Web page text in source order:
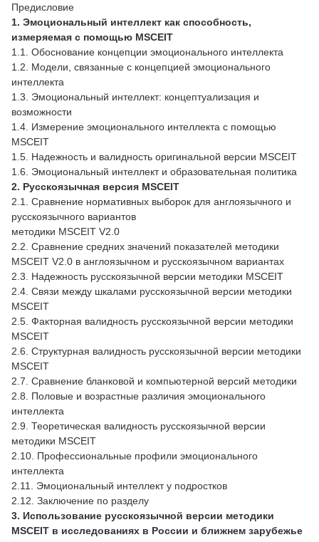
Предисловие
1. Эмоциональный интеллект как способность,
измеряемая с помощью MSCEIT
1.1. Обоснование концепции эмоционального интеллекта
1.2. Модели, связанные с концепцией эмоционального
интеллекта
1.3. Эмоциональный интеллект: концептуализация и
возможности
1.4. Измерение эмоционального интеллекта с помощью
MSCEIT
1.5. Надежность и валидность оригинальной версии MSCEIT
1.6. Эмоциональный интеллект и образовательная политика
2. Русскоязычная версия MSCEIT
2.1. Сравнение нормативных выборок для англоязычного и
русскоязычного вариантов
методики MSCEIT V2.0
2.2. Сравнение средних значений показателей методики
MSCEIT V2.0 в англоязычном и русскоязычном вариантах
2.3. Надежность русскоязычной версии методики MSCEIT
2.4. Связи между шкалами русскоязычной версии методики
MSCEIT
2.5. Факторная валидность русскоязычной версии методики
MSCEIT
2.6. Структурная валидность русскоязычной версии методики
MSCEIT
2.7. Сравнение бланковой и компьютерной версий методики
2.8. Половые и возрастные различия эмоционального
интеллекта
2.9. Теоретическая валидность русскоязычной версии
методики MSCEIT
2.10. Профессиональные профили эмоционального
интеллекта
2.11. Эмоциональный интеллект у подростков
2.12. Заключение по разделу
3. Использование русскоязычной версии методики
MSCEIT в исследованиях в России и ближнем зарубежье